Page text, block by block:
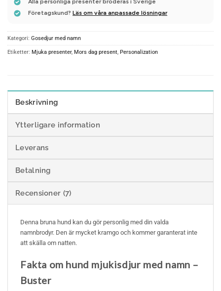
Alla personliga presenter broderas i Sverige
Företagskund?Läs om våra anpassade lösningar
Kategori: Gosedjur med namn
Etiketter: Mjuka presenter, Mors dag present, Personalization
Beskrivning
Ytterligare information
Leverans
Betalning
Recensioner (7)
Denna bruna hund kan du gör personlig med din valda
namnbrodyr. Den är mycket kramgo och kommer garanterat inte
att skälla om natten.
Fakta om hund mjukisdjur med namn –
Buster